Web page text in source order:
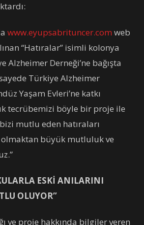
www.eyupsabrituncer.com web
“Hatıralar” isimli kolonya
Alzheimer Derneği’ne bağışta
Türkiye Alzheimer
Yaşam Evleri’ne katkı
tecrübemizi böyle bir proje ile
mutlu eden hatıraları
olmaktan büyük mutluluk ve
ESKİ ANILARINI
OLUYOR”
ve proje hakkında bilgiler veren